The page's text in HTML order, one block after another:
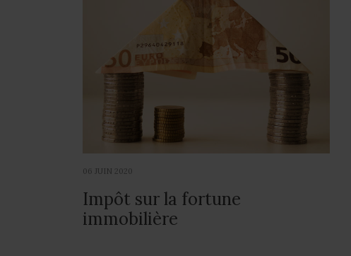
06 JUIN 2020
Impôt sur la fortune
immobilière